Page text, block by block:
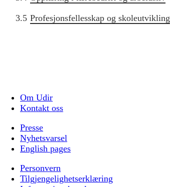
3.5 Profesjonsfellesskap og skoleutvikling
Om Udir
Kontakt oss
Presse
Nyhetsvarsel
English pages
Personvern
Tilgjengelighetserklæring